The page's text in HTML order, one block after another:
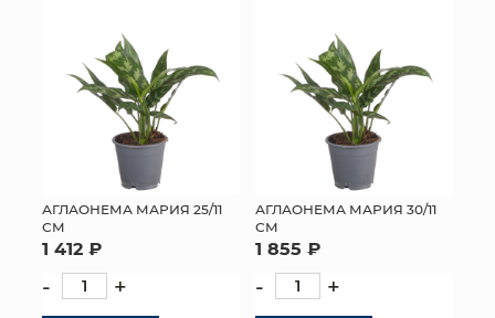
АГЛАОНЕМА МАРИЯ 25/11
СМ
1 412 ₽
- +
АГЛАОНЕМА МАРИЯ 30/11
СМ
1 855 ₽
- +